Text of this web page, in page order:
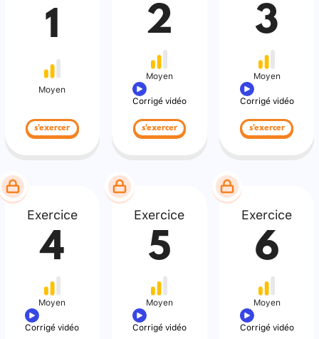
1
Moyen
s'exercer
2
Moyen
Corrigé vidéo
s'exercer
3
Moyen
Corrigé vidéo
s'exercer
Exercice
4
Moyen
Corrigé vidéo
Exercice
5
Moyen
Corrigé vidéo
Exercice
6
Moyen
Corrigé vidéo